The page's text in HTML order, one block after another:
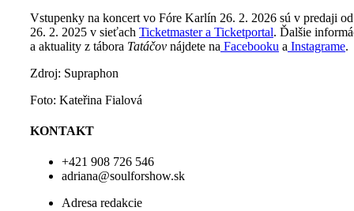
Vstupenky na koncert vo Fóre Karlín 26. 2. 2026 sú v predaji od
26. 2. 2025 v sieťach Ticketmaster a Ticketportal. Ďalšie
a aktuality z tábora Tatáčov nájdete na Facebooku a Instagrame.
Zdroj: Supraphon
Foto: Kateřina Fialová
KONTAKT
+421 908 726 546
adriana@soulforshow.sk
Adresa redakcie